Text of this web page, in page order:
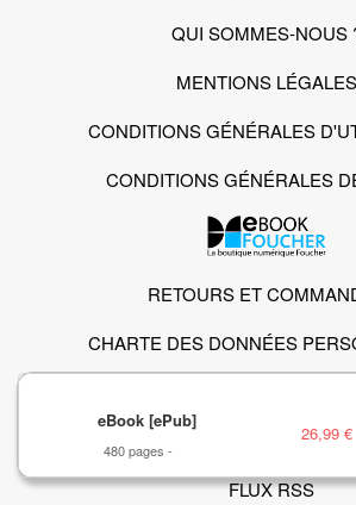
eBook [ePub]
480 pages
26,99 €
QUI SOMMES-NOUS
MENTIONS LÉGALES
CONDITIONS GÉNÉRALES
CONDITIONS GÉNÉRALES
RETOURS ET
CHARTE DES DONNÉES
GESTION DES
FLUX RSS